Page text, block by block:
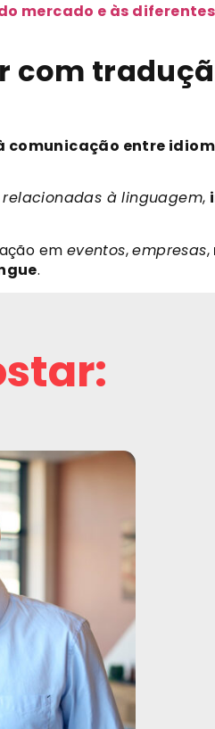
mercado e às
com
comunicação entre
à linguagem,
em eventos,empresas,
.